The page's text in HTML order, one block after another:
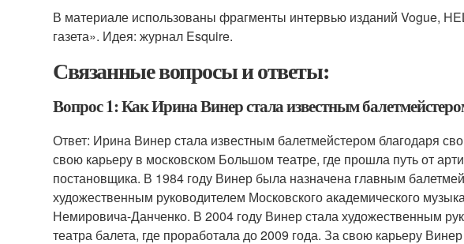
В материале использованы фрагменты интервью изданий Vogue,
газета». Идея: журнал Esquire.
Связанные вопросы и ответы:
Вопрос 1: Как Ирина Винер стала известным
Ответ: Ирина Винер стала известным балетмейстером благодаря
свою карьеру в московском Большом театре, где прошла путь от
постановщика. В 1984 году Винер была назначена главным
художественным руководителем Московского академического
Немировича-Данченко. В 2004 году Винер стала художественным
театра балета, где проработала до 2009 года. За свою карьеру